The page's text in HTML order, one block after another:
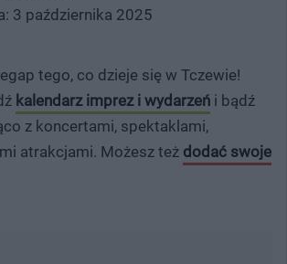
3 października 2025
tego, co dzieje się w Tczewie!
kalendarz imprez i wydarzeń i bądź
z koncertami, spektaklami,
atrakcjami. Możesz też dodać swoje